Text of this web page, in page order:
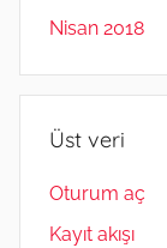
Nisan 2018
Üst veri
Oturum aç
Kayıt akışı